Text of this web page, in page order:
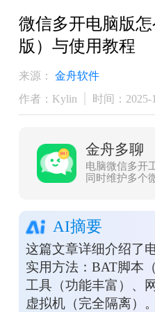
微信多开电脑版
版）与使用教程
来源：
金舟软件
作者：Kylin
时间：2025-
金舟多聊
电脑微信多开
同时维护多个
员沟通效率，
更少的客服，
户。
AI摘要
这篇文章详细介绍了
实用方法：BAT脚本
工具（功能丰富）、
虚拟机（完全隔离）